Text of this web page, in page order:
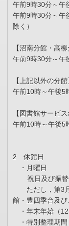
午前9時30分～午
午前9時30分～午
除く）
【沼南分館・高
午前9時30分～午
【上記以外の分館
午前10時～午後5
【図書館サービ
午前10時～午後5
2 休館日
・月曜日
祝日及び振替
ただし，第3月
館・豊四季台及び
・年末年始（12
・特別整理期間